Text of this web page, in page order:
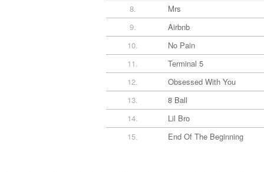
8.
Mrs
9.
Airbnb
10.
No Pain
11.
Terminal 5
12.
Obsessed With You
13.
8 Ball
14.
Lil Bro
15.
End Of The Beginning